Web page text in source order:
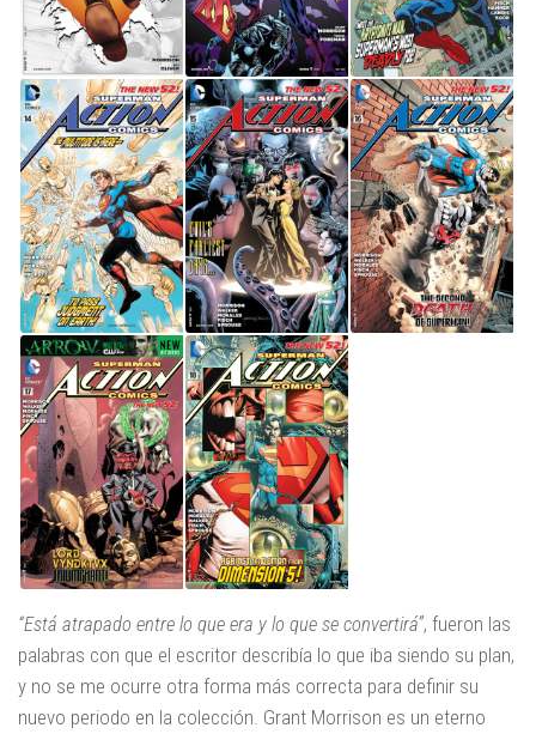
“Está atrapado entre lo que era y lo que se convertirá”, fueron las
palabras con que el escritor describía lo que iba siendo su plan,
y no se me ocurre otra forma más correcta para definir su
nuevo periodo en la colección. Grant Morrison es un eterno